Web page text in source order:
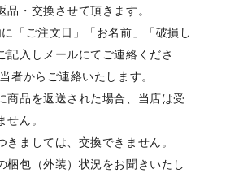
品・交換させて頂きます。
「ご注文日」「お名前」「破損し
記入しメールにてご連絡くださ
者からご連絡いたします。
商品を返送された場合、当店は受
せん。
きましては、交換できません。
梱包（外装）状況をお聞きいたし